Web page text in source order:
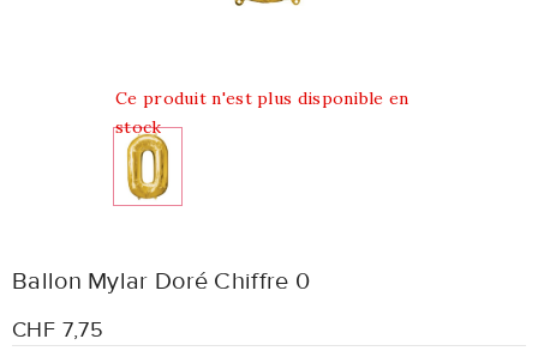
Ce produit n'est plus disponible en
stock
Ballon Mylar Doré Chiffre 0
CHF 7,75